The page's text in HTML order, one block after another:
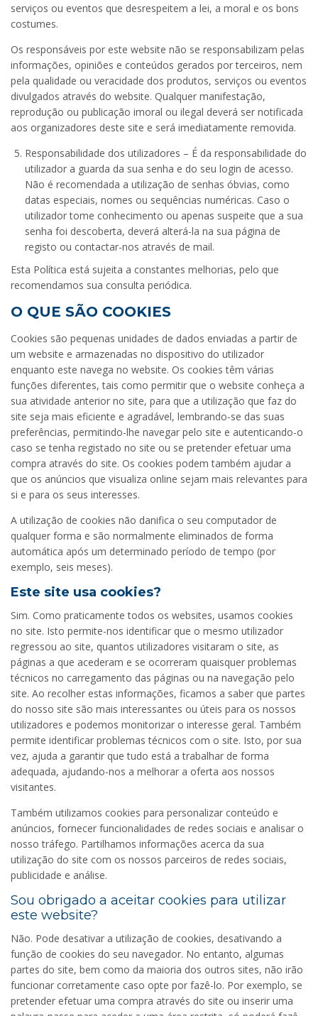
serviços ou eventos que desrespeitem a lei, a moral e os bons
costumes.
Os responsáveis por este website não se responsabilizam pelas
informações, opiniões e conteúdos gerados por terceiros, nem
pela qualidade ou veracidade dos produtos, serviços ou eventos
divulgados através do website. Qualquer manifestação,
reprodução ou publicação imoral ou ilegal deverá ser notificada
aos organizadores deste site e será imediatamente removida.
Responsabilidade dos utilizadores – É da responsabilidade do
utilizador a guarda da sua senha e do seu login de acesso.
Não é recomendada a utilização de senhas óbvias, como
datas especiais, nomes ou sequências numéricas. Caso o
utilizador tome conhecimento ou apenas suspeite que a sua
senha foi descoberta, deverá alterá-la na sua página de
registo ou contactar-nos através de mail.
Esta Política está sujeita a constantes melhorias, pelo que
recomendamos sua consulta periódica.
O QUE SÃO COOKIES
Cookies são pequenas unidades de dados enviadas a partir de
um website e armazenadas no dispositivo do utilizador
enquanto este navega no website. Os cookies têm várias
funções diferentes, tais como permitir que o website conheça a
sua atividade anterior no site, para que a utilização que faz do
site seja mais eficiente e agradável, lembrando-se das suas
preferências, permitindo-lhe navegar pelo site e autenticando-o
caso se tenha registado no site ou se pretender efetuar uma
compra através do site. Os cookies podem também ajudar a
que os anúncios que visualiza online sejam mais relevantes para
si e para os seus interesses.
A utilização de cookies não danifica o seu computador de
qualquer forma e são normalmente eliminados de forma
automática após um determinado período de tempo (por
exemplo, seis meses).
Este site usa cookies?
Sim. Como praticamente todos os websites, usamos cookies
no site. Isto permite-nos identificar que o mesmo utilizador
regressou ao site, quantos utilizadores visitaram o site, as
páginas a que acederam e se ocorreram quaisquer problemas
técnicos no carregamento das páginas ou na navegação pelo
site. Ao recolher estas informações, ficamos a saber que partes
do nosso site são mais interessantes ou úteis para os nossos
utilizadores e podemos monitorizar o interesse geral. Também
permite identificar problemas técnicos com o site. Isto, por sua
vez, ajuda a garantir que tudo está a trabalhar de forma
adequada, ajudando-nos a melhorar a oferta aos nossos
visitantes.
Também utilizamos cookies para personalizar conteúdo e
anúncios, fornecer funcionalidades de redes sociais e analisar o
nosso tráfego. Partilhamos informações acerca da sua
utilização do site com os nossos parceiros de redes sociais,
publicidade e análise.
Sou obrigado a aceitar cookies para utilizar
este website?
Não. Pode desativar a utilização de cookies, desativando a
função de cookies do seu navegador. No entanto, algumas
partes do site, bem como da maioria dos outros sites, não irão
funcionar corretamente caso opte por fazê-lo. Por exemplo, se
pretender efetuar uma compra através do site ou inserir uma